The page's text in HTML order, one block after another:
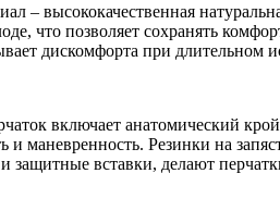
– высококачественная
что позволяет сохранять
дискомфорта при длительном
включает анатомический
и маневренность. Резинки на
защитные вставки, делают